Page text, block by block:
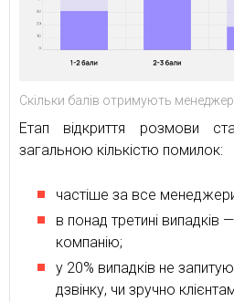
Скільки балів отримують
Етап відкриття розмови
загальною кількістю помилок:
частіше за все
в понад третині випадків
компанію;
у 20% випадків не
дзвінку, чи зручно